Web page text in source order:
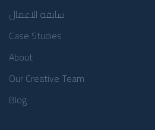
سابقة الاعمال
Case Studies
About
Our Creative Team
Blog